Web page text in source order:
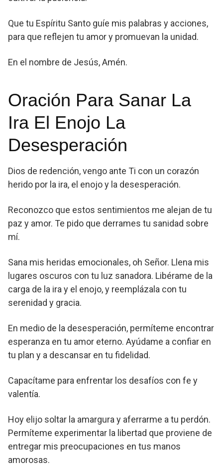
Que tu Espíritu Santo guíe mis palabras y acciones,
para que reflejen tu amor y promuevan la unidad.
En el nombre de Jesús, Amén.
Oración Para Sanar La
Ira El Enojo La
Desesperación
Dios de redención, vengo ante Ti con un corazón
herido por la ira, el enojo y la desesperación.
Reconozco que estos sentimientos me alejan de tu
paz y amor. Te pido que derrames tu sanidad sobre
mí.
Sana mis heridas emocionales, oh Señor. Llena mis
lugares oscuros con tu luz sanadora. Libérame de la
carga de la ira y el enojo, y reemplázala con tu
serenidad y gracia.
En medio de la desesperación, permíteme encontrar
esperanza en tu amor eterno. Ayúdame a confiar en
tu plan y a descansar en tu fidelidad.
Capacítame para enfrentar los desafíos con fe y
valentía.
Hoy elijo soltar la amargura y aferrarme a tu perdón.
Permíteme experimentar la libertad que proviene de
entregar mis preocupaciones en tus manos
amorosas.